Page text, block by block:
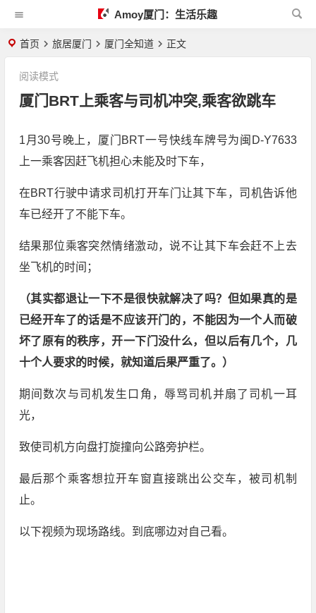
Amoy厦门：生活乐趣
首页 旅居厦门 厦门全知道 正文
厦门BRT上乘客与司机冲突,乘客欲跳车
阅读模式
1月30号晚上，厦门BRT一号快线车牌号为闽D-Y7633
上一乘客因赶飞机担心未能及时下车，
在BRT行驶中请求司机打开车门让其下车，司机告诉他
车已经开了不能下车。
结果那位乘客突然情绪激动，说不让其下车会赶不上去
坐飞机的时间；
（其实都退让一下不是很快就解决了吗？但如果真的是
已经开车了的话是不应该开门的，不能因为一个人而破
坏了原有的秩序，开一下门没什么，但以后有几个，几
十个人要求的时候，就知道后果严重了。）
期间数次与司机发生口角，辱骂司机并扇了司机一耳
光，
致使司机方向盘打旋撞向公路旁护栏。
最后那个乘客想拉开车窗直接跳出公交车，被司机制
止。
以下视频为现场路线。到底哪边对自己看。